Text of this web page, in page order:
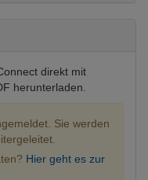
direkt mit
herunterladen.
Sie werden
Hier geht es zur